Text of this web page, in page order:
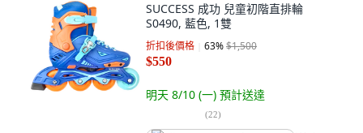
SUCCESS 成功 兒童初階直排輪
S0490, 藍色, 1雙
折扣後價格 63%$1,500
$550
明天 8/10 (一) 預計送達
(22)